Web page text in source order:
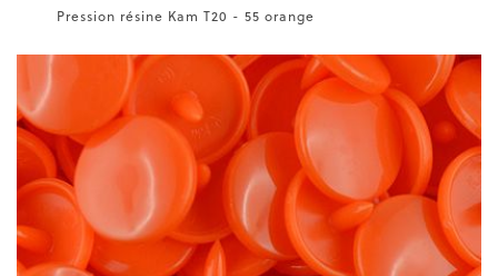
Pression résine Kam T20 - 55 orange